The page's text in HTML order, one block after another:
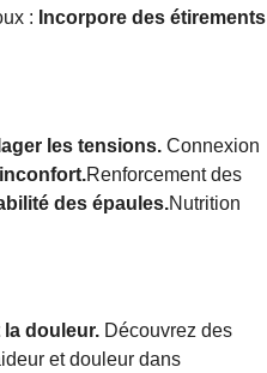
: Incorpore des étirements
les tensions. Connexion
Renforcement des
des épaules.Nutrition
douleur. Découvrez des
et douleur dans